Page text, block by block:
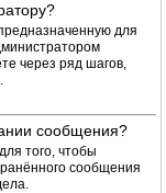
для
через ряд шагов,
сообщения?
того, чтобы
сообщения